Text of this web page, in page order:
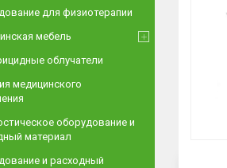
для физиотерапии
мебель
облучатели
медицинского
оборудование и
материал
и расходный